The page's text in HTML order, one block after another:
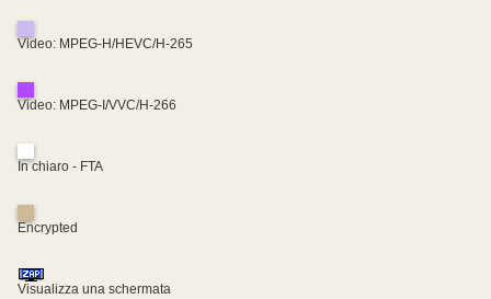
Video: MPEG-H/HEVC/H-265
Video: MPEG-I/VVC/H-266
In chiaro - FTA
Encrypted
Visualizza una schermata